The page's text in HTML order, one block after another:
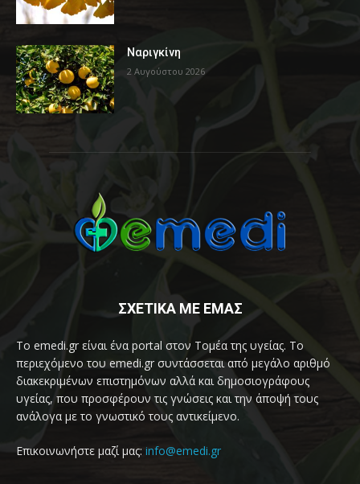
Ναριγκίνη
2 Αυγούστου 2026
ΣΧΕΤΙΚΑ ΜΕ ΕΜΑΣ
Το emedi.gr είναι ένα portal στον Τομέα της υγείας. Το
περιεχόμενο του emedi.gr συντάσσεται από μεγάλο αριθμό
διακεκριμένων επιστημόνων αλλά και δημοσιογράφους
υγείας, που προσφέρουν τις γνώσεις και την άποψή τους
ανάλογα με το γνωστικό τους αντικείμενο.
Επικοινωνήστε μαζί μας: info@emedi.gr